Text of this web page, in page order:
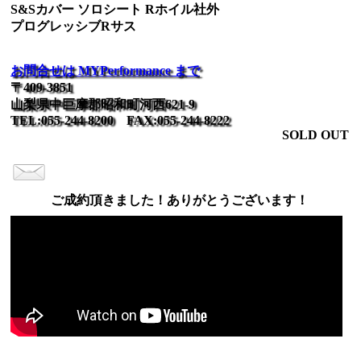
S&Sカバー ソロシート Rホイル社外
プログレッシブRサス
お問合せは MYPerformance まで
〒409-3851
山梨県中巨摩郡昭和町河西621-9
TEL:055-244-8200 FAX:055-244-8222
SOLD OUT
ご成約頂きました！ありがとうございます！